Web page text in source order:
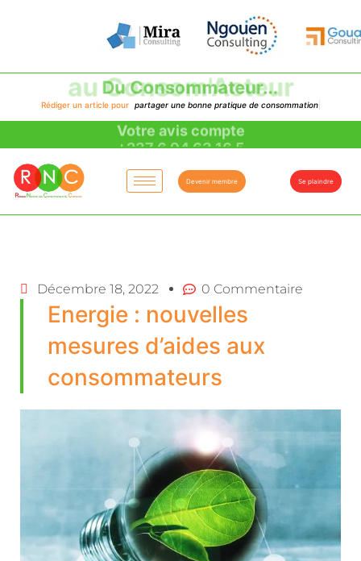
au Consom'Acteur
Rédiger un article pour partager une bonne pratique de consommation|
Votre avis compte
Devenir membre Se plaindre
Décembre 18, 2022 0 Commentaire
Energie : nouvelles
mesures d’aides aux
consommateurs